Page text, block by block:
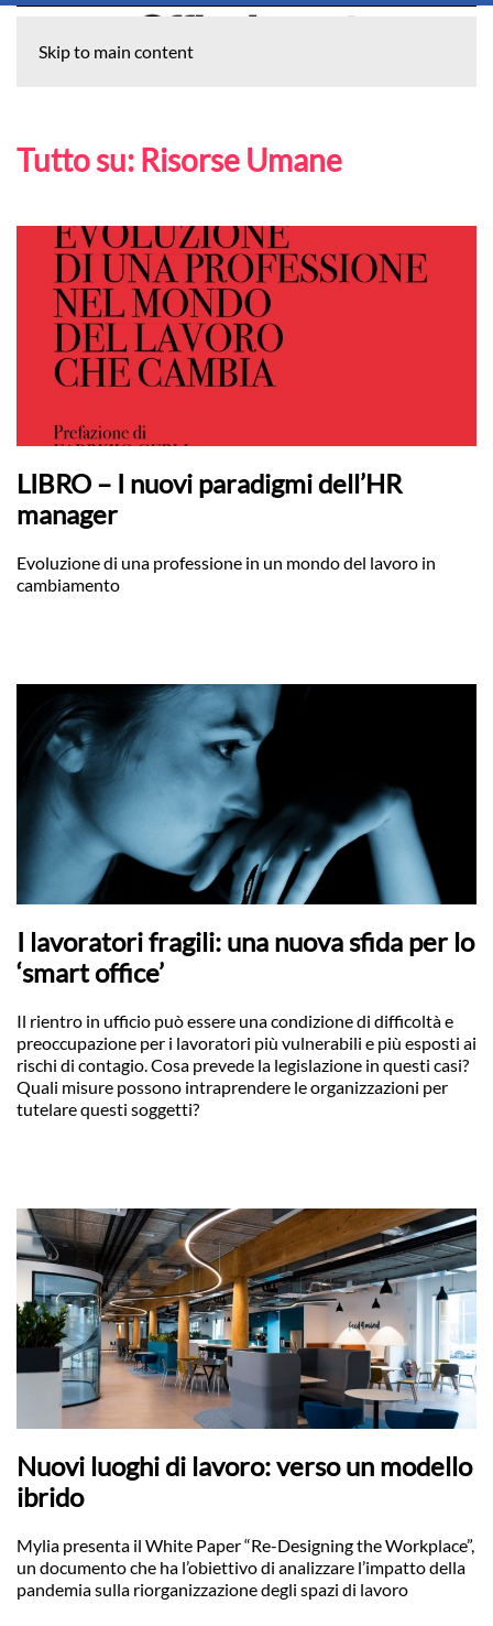
Skip to main content
Tutto su: Risorse Umane
LIBRO – I nuovi paradigmi dell’HR
manager
Evoluzione di una professione in un mondo del lavoro in
cambiamento
I lavoratori fragili: una nuova sfida per lo
‘smart office’
Il rientro in ufficio può essere una condizione di difficoltà e
preoccupazione per i lavoratori più vulnerabili e più esposti ai
rischi di contagio. Cosa prevede la legislazione in questi casi?
Quali misure possono intraprendere le organizzazioni per
tutelare questi soggetti?
Nuovi luoghi di lavoro: verso un modello
ibrido
Mylia presenta il White Paper “Re-Designing the Workplace”,
un documento che ha l’obiettivo di analizzare l’impatto della
pandemia sulla riorganizzazione degli spazi di lavoro